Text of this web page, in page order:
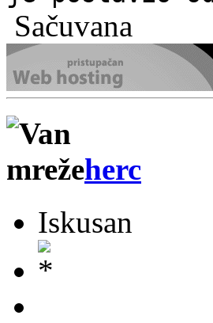
Sačuvana
herc
Iskusan